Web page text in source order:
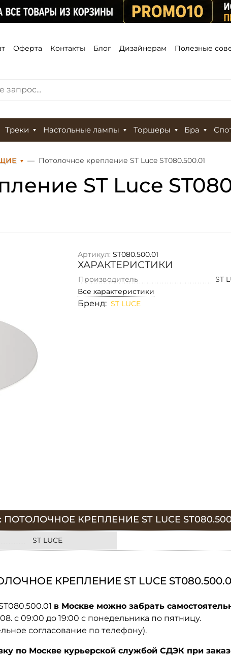
Оферта Контакты Блог Дизайнерам Полезные
Треки Настольные лампы Торшеры Бра
Потолочное крепление ST Luce ST080.500.01
ST Luce
Артикул: ST080.500.01
ХАРАКТЕРИСТИКИ
Производитель
ST
Все характеристики
Бренд: ST LUCE
КРЕПЛЕНИЕ ST LUCE
ST LUCE
КРЕПЛЕНИЕ ST LUCE
в Москве можно забрать
с 09:00 до 19:00 с понедельника по пятницу.
согласование по телефону).
по Москве курьерской службой СДЭК при